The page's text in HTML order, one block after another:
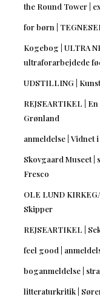
the Round Tower |
for børn |
Kogebog | ULTRA
ultraforarbejdede
UDSTILLING |
REJSEARTIKEL |
Grønland
anmeldelse |
Skovgaard Museet
Fresco
OLE LUND
Skipper
REJSEARTIKEL |
feel good |
boganmeldelse |
litteraturkritik |